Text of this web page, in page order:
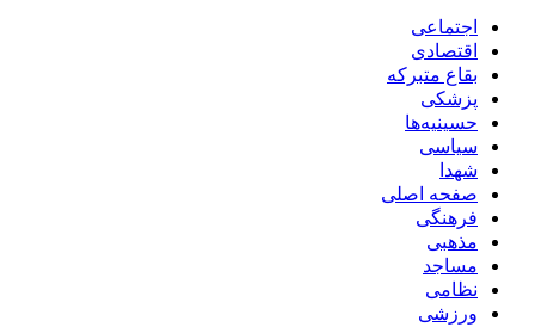
اجتماعی
اقتصادی
بقاع متبرکه
پزشکی
حسینیه‌ها
سیاسی
شهدا
صفحه اصلی
فرهنگی
مذهبی
مساجد
نظامی
ورزشی